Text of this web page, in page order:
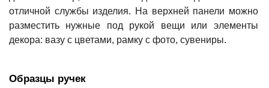
отличной службы изделия. На верхней панели можно
разместить нужные под рукой вещи или элементы
декора: вазу с цветами, рамку с фото, сувениры.
Образцы ручек